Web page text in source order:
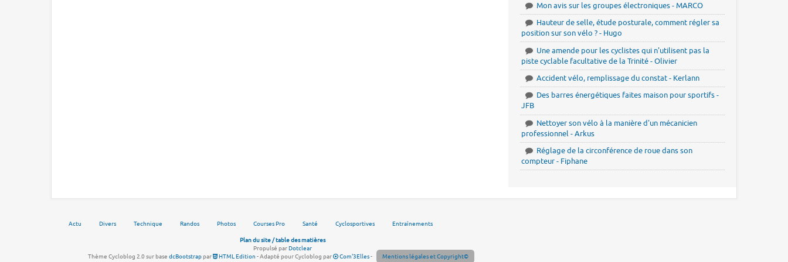
Mon avis sur les groupes électroniques - MARCO
Hauteur de selle, étude posturale, comment régler sa
position sur son vélo ? - Hugo
Une amende pour les cyclistes qui n'utilisent pas la
piste cyclable facultative de la Trinité - Olivier
Accident vélo, remplissage du constat - Kerlann
Des barres énergétiques faites maison pour sportifs -
JFB
Nettoyer son vélo à la manière d'un mécanicien
professionnel - Arkus
Réglage de la circonférence de roue dans son
compteur - Fiphane
Actu Divers Technique Randos Photos Courses Pro Santé Cyclosportives Entraînements
Plan du site / table des matières
Propulsé parDotclear
Thème Cycloblog 2.0 sur base dcBootstrappar HTML Edition - Adapté pour Cycloblog par Com'3Elles- Mentions légales et Copyright©